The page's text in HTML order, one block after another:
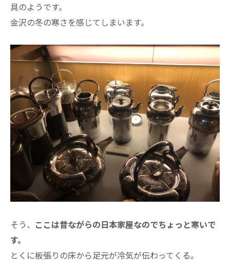
具のようです。
金沢の冬の寒さを感じてしまいます。
そう、 ここは昔ながらの日本家屋なのでちょっと寒いで
す。
とくに板張りの床から足元が冷気が伝わってくる。